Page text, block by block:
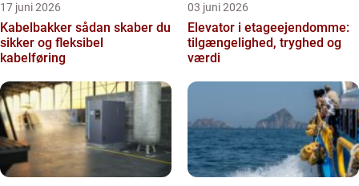
17 juni 2026
Kabelbakker sådan skaber du
sikker og fleksibel
kabelføring
03 juni 2026
Elevator i etageejendomme:
tilgængelighed, tryghed og
værdi